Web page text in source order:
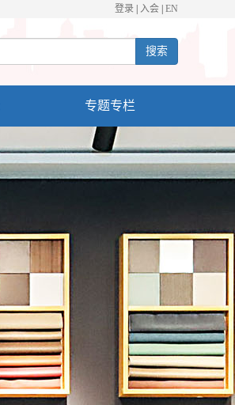
登录 入会 EN
搜索
专题专栏